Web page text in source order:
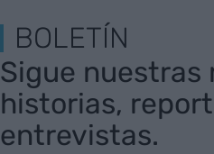
BOLETÍN
Sigue nuestras
historias,
entrevistas.